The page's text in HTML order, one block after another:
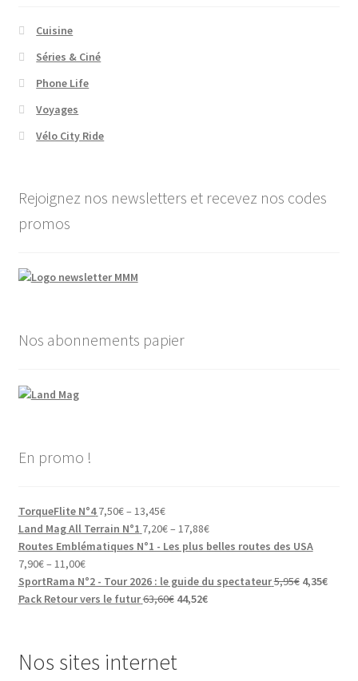
Cuisine
Séries & Ciné
Phone Life
Voyages
Vélo City Ride
Rejoignez nos newsletters et recevez nos codes
promos
Nos abonnements papier
En promo !
TorqueFlite N°4 7,50€– 13,45€
Land Mag All Terrain N°1 7,20€– 17,88€
Routes Emblématiques N°1 - Les plus belles routes des USA
7,90€– 11,00€
SportRama N°2 - Tour 2026 : le guide du spectateur5,95€ Le
4,35€Le
Pack Retour vers le futur63,60€ Le
63,60€.
44,52€Le
Nos sites internet